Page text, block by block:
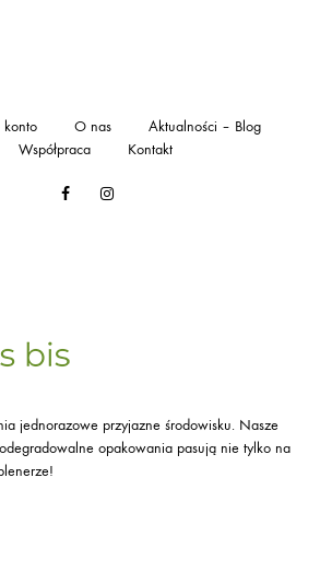
FacebookInstagram
O nas
Aktualności – Blog
Współpraca
Kontakt
jednorazowe przyjazne środowisku. Nasze
opakowania pasują nie tylko na